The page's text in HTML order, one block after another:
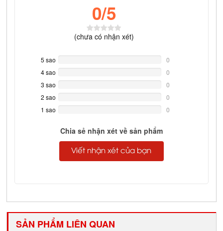
0/5
(chưa có nhận xét)
5 sao
Complete
0
4 sao
Complete
0
3 sao
Complete
0
2 sao
Complete
0
1 sao
0
Chia sẻ nhận xét về sản phẩm
Viết nhận xét của bạn
SẢN PHẨM LIÊN QUAN